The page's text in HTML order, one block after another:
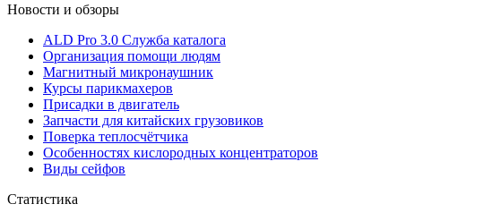
Новости и обзоры
ALD Pro 3.0 Служба каталога
Организация помощи людям
Магнитный микронаушник
Курсы парикмахеров
Присадки в двигатель
Запчасти для китайских грузовиков
Поверка теплосчётчика
Особенностях кислородных концентраторов
Виды сейфов
Статистика